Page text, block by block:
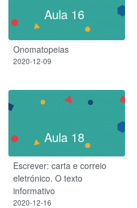
Aula 16
Onomatopeias
2020-12-09
Aula 18
Escrever: carta e correio
eletrónico. O texto
informativo
2020-12-16